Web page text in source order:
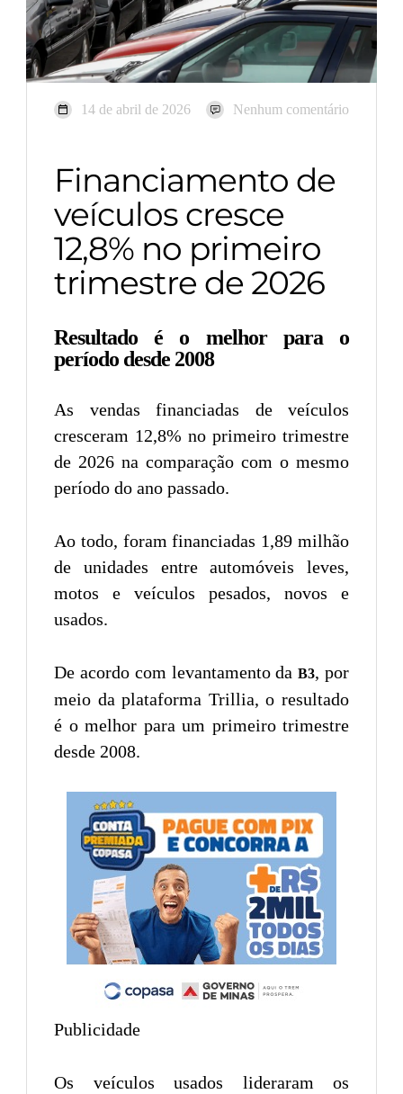
14 de abril de 2026 Nenhum comentário
Financiamento de
veículos cresce
12,8% no primeiro
trimestre de 2026
Resultado é o melhor para o
período desde 2008
As vendas financiadas de veículos
cresceram 12,8% no primeiro trimestre
de 2026 na comparação com o mesmo
período do ano passado.
Ao todo, foram financiadas 1,89 milhão
de unidades entre automóveis leves,
motos e veículos pesados, novos e
usados.
De acordo com levantamento daB3, por
meio da plataforma Trillia, o resultado
é o melhor para um primeiro trimestre
desde 2008.
Publicidade
Os veículos usados lideraram os